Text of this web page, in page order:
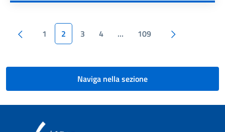
Paginazione
Pagina precedente
1 2 3 4 … 109
Naviga nella sezione